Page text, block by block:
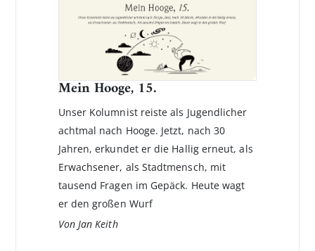
Mein Hooge, 15.
Unser Kolumnist reiste als Jugendlicher
achtmal nach Hooge. Jetzt, nach 30
Jahren, erkundet er die Hallig erneut, als
Erwachsener, als Stadtmensch, mit
tausend Fragen im Gepäck. Heute wagt
er den großen Wurf
Von Jan Keith